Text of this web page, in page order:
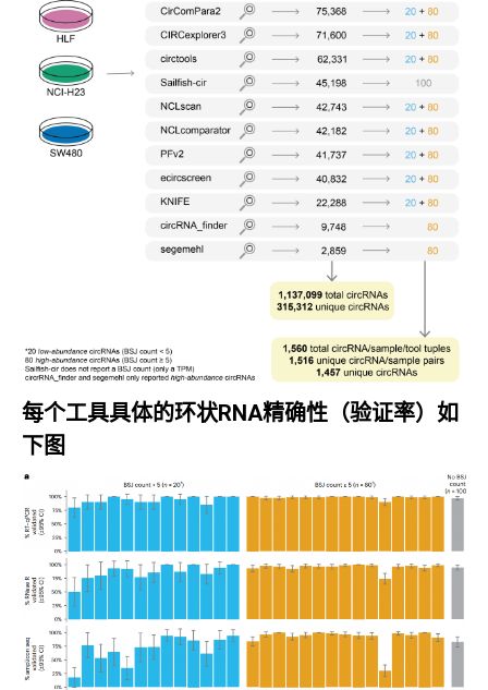
每个工具具体的环状RNA精确性（验证率）如
下图